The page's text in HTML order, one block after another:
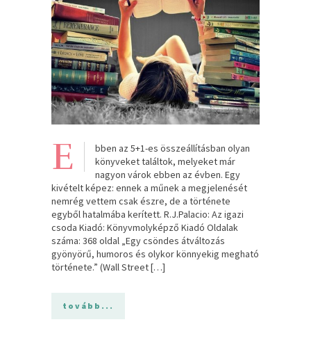
E
bben az 5+1-es összeállításban olyan
könyveket találtok, melyeket már
nagyon várok ebben az évben. Egy
kivételt képez: ennek a műnek a megjelenését
nemrég vettem csak észre, de a története
egyből hatalmába kerített. R.J.Palacio: Az ​igazi
csoda Kiadó: Könyvmolyképző Kiadó Oldalak
száma: 368 oldal „Egy csöndes átváltozás
gyönyörű, humoros és olykor könnyekig megható
története.” (Wall Street […]
tovább...